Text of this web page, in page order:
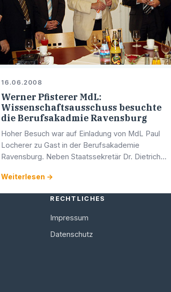
16.06.2008
Werner Pfisterer MdL:
Wissenschaftsausschuss besuchte
die Berufsakadmie Ravensburg
Hoher Besuch war auf Einladung von MdL Paul
Locherer zu Gast in der Berufsakademie
Ravensburg. Neben Staatssekretär Dr. Dietrich
Prof. Karl-Heinz Hänssler und Prof. Rudolf …
Weiterlesen →
RECHTLICHES
Impressum
Datenschutz